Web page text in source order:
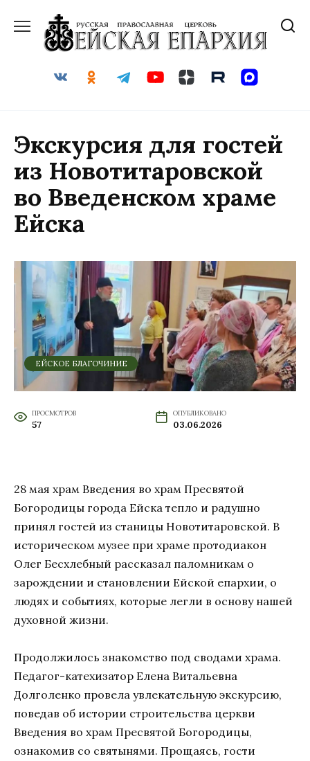
содержанию
Экскурсия для гостей
из Новотитаровской
во Введенском храме
Ейска
ЕЙСКОЕ БЛАГОЧИНИЕ
ПРОСМОТРОВ
57
ОПУБЛИКОВАНО
03.06.2026
28 мая храм Введения во храм Пресвятой
Богородицы города Ейска тепло и радушно
принял гостей из станицы Новотитаровской. В
историческом музее при храме протодиакон
Олег Бесхлебный рассказал паломникам о
зарождении и становлении Ейской епархии, о
людях и событиях, которые легли в основу нашей
духовной жизни.
Продолжилось знакомство под сводами храма.
Педагог-катехизатор Елена Витальевна
Долголенко провела увлекательную экскурсию,
поведав об истории строительства церкви
Введения во храм Пресвятой Богородицы,
ознакомив со святынями. Прощаясь, гости